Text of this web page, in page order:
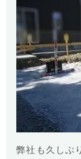
弊社も久しぶ